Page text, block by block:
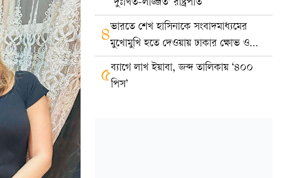
‘দুঃখিত-লজ্জিত’ রাষ্ট্রপতি
৪ভারতে শেখ হাসিনাকে সংবাদমাধ্যমের
মুখোমুখি হতে দেওয়ায় ঢাকার ক্ষোভ ও
প্রতিবাদ
৫ব্যাগে লাখ ইয়াবা, জব্দ তালিকায় ‘৪০০
পিস’